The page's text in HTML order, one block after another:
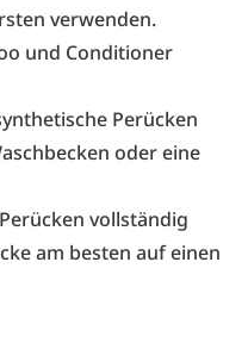
verwenden.
und Conditioner
Perücken
oder eine
vollständig
am besten auf einen